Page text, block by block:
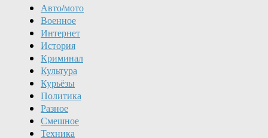
Авто/мото
Военное
Интернет
История
Криминал
Культура
Курьёзы
Политика
Разное
Смешное
Техника